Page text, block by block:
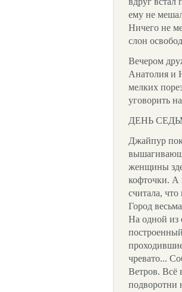
ему не
Ничего не
слон
Вечером
Анатолия и
мелких
уговорить
ДЕНЬ
Джайпур
женщины
кофточки. А
считала,
Город
На одной из
чревато...
Ветров. Всё
подворотни